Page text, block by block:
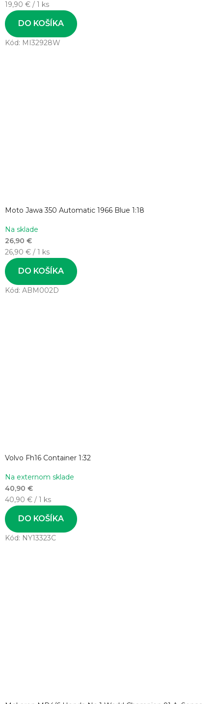
Jednotková
cena:
19,90 € / 1 ks
DO KOŠÍKA
Kód: MI32928W
Moto Jawa 350 Automatic 1966 Blue 1:18
Na sklade
26,90 €
Jednotková
cena:
26,90 € / 1 ks
DO KOŠÍKA
Kód: ABM002D
Volvo Fh16 Container 1:32
Na externom sklade
40,90 €
Jednotková
cena:
40,90 € / 1 ks
DO KOŠÍKA
Kód: NY13323C